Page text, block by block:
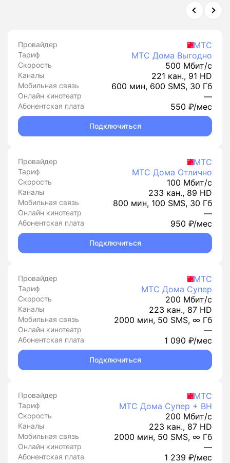
Провайдер МТС
Тариф МТС Дома Выгодно
Скорость 500 Мбит/с
Каналы 221 кан., 91 HD
Мобильная связь 600 мин, 600 SMS, 30 Гб
Онлайн кинотеатр —
Абонентская плата 550 ₽/мес
Подключиться
Провайдер МТС
Тариф МТС Дома Отлично
Скорость 100 Мбит/с
Каналы 233 кан., 89 HD
Мобильная связь 800 мин, 100 SMS, 30 Гб
Онлайн кинотеатр —
Абонентская плата 950 ₽/мес
Подключиться
Провайдер МТС
Тариф МТС Дома Супер
Скорость 200 Мбит/с
Каналы 223 кан., 87 HD
Мобильная связь 2000 мин, 50 SMS, ∞ Гб
Онлайн кинотеатр —
Абонентская плата 1 090 ₽/мес
Подключиться
Провайдер МТС
Тариф МТС Дома Супер + ВН
Скорость 200 Мбит/с
Каналы 223 кан., 87 HD
Мобильная связь 2000 мин, 50 SMS, ∞ Гб
Онлайн кинотеатр —
Абонентская плата 1 239 ₽/мес